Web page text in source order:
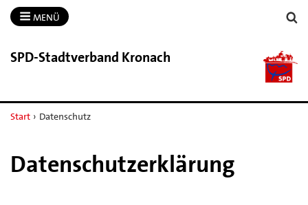
MENÜ
SPD-​Stadtverband Kronach
Start › Datenschutz
Datenschutzerklärung